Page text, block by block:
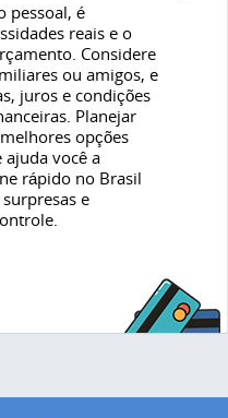
pessoal, é
reais e o
Considere
ou amigos, e
juros e condições
Planejar
opções
ajuda você a
rápido no Brasil
e